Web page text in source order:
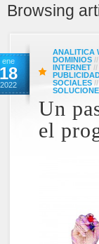
Browsing
ene
18
2022
ANALITICA
DOMINIOS //
INTERNET //
SOCIALES //
Un
el